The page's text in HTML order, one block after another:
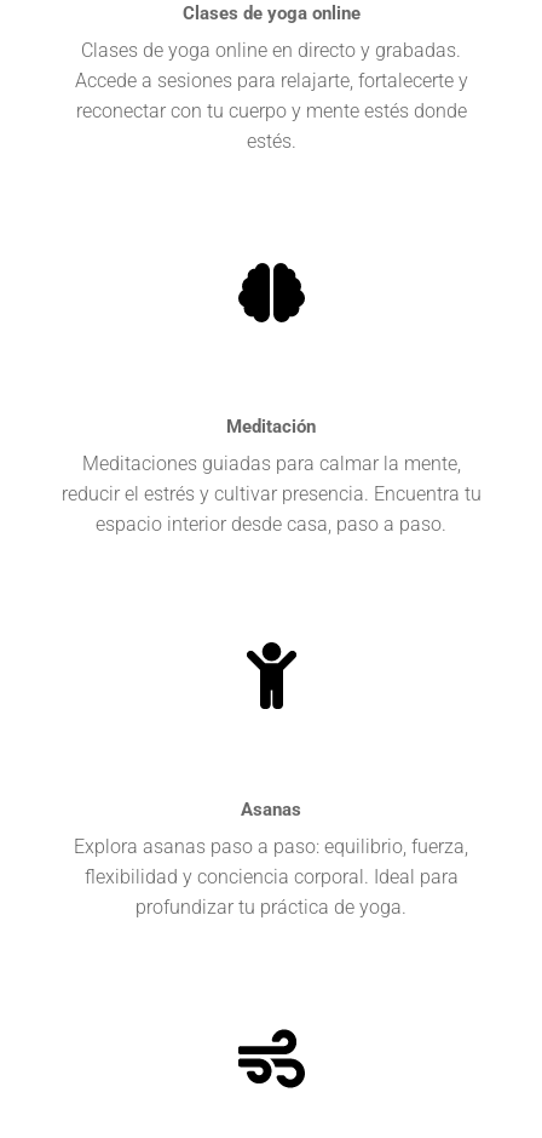
Clases de yoga online
Clases de yoga online en directo y grabadas.
Accede a sesiones para relajarte, fortalecerte y
reconectar con tu cuerpo y mente estés donde
estés.
Meditación
Meditaciones guiadas para calmar la mente,
reducir el estrés y cultivar presencia. Encuentra tu
espacio interior desde casa, paso a paso.
Asanas
Explora asanas paso a paso: equilibrio, fuerza,
flexibilidad y conciencia corporal. Ideal para
profundizar tu práctica de yoga.